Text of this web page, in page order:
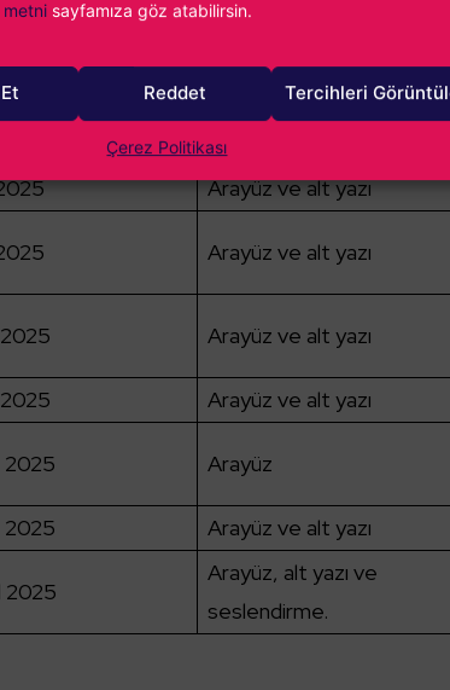
metni sayfamıza göz atabilirsin.
Reddet Tercihleri
Çerez Politikası
Dil Desteği
Arayüz ve alt yazı
Arayüz ve alt yazı
Arayüz ve alt yazı
2025 Arayüz ve alt yazı
2025
Arayüz ve alt yazı
2025 Arayüz
2025 Arayüz ve alt yazı
2025
Arayüz, alt yazı ve
seslendirme.